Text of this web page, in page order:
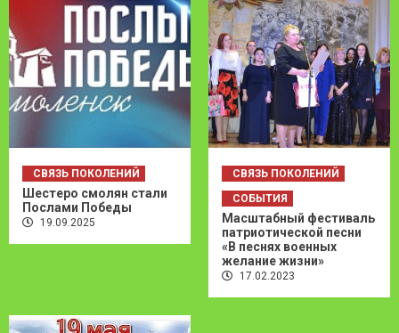
СВЯЗЬ ПОКОЛЕНИЙ
Шестеро смолян стали
Послами Победы
19.09.2025
СВЯЗЬ ПОКОЛЕНИЙ
СОБЫТИЯ
Масштабный фестиваль
патриотической песни
«В песнях военных
желание жизни»
17.02.2023